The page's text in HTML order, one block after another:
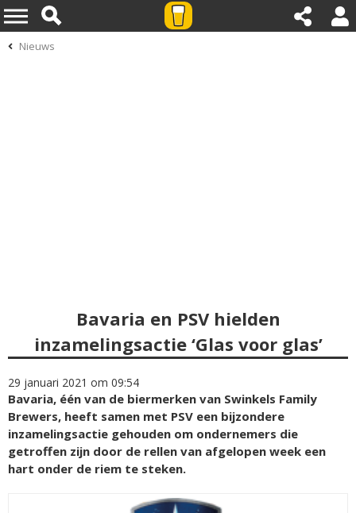
Nieuws
Bavaria en PSV hielden
inzamelingsactie ‘Glas voor glas’
29 januari 2021 om 09:54
Bavaria, één van de biermerken van Swinkels Family
Brewers, heeft samen met PSV een bijzondere
inzamelingsactie gehouden om ondernemers die
getroffen zijn door de rellen van afgelopen week een
hart onder de riem te steken.